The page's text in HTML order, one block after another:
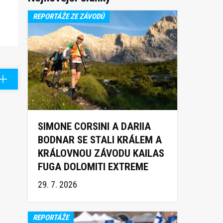
REPORTÁŽE ZE ZÁVODŮ
SIMONE CORSINI A DARIIA
BODNAR SE STALI KRÁLEM A
KRÁLOVNOU ZÁVODU KAILAS
FUGA DOLOMITI EXTREME
TRAIL 2026
29. 7. 2026
REPORTÁŽE